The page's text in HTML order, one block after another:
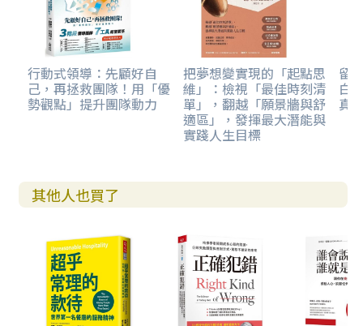
行動式領導：先顧好自
己，再拯救團隊！用「優
勢觀點」提升團隊動力
把夢想變實現的「起點思
維」：檢視「最佳時刻清
單」，翻越「願景牆與舒
適區」，發揮最大潛能與
實踐人生目標
留
白
真
其他人也買了